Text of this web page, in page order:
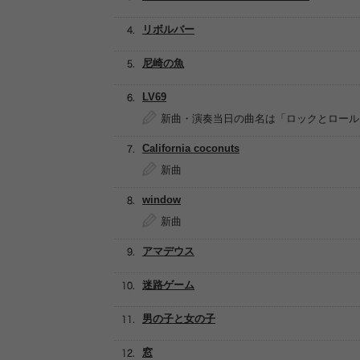
アマデウス
尼崎の魚
リボルバー
window
新曲
California coconuts
新曲
LV69
新曲・演奏当日の曲名は「ロックとロー
迷路ゲーム
男の子と女の子
窓